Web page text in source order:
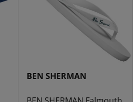
BEN SHERMAN